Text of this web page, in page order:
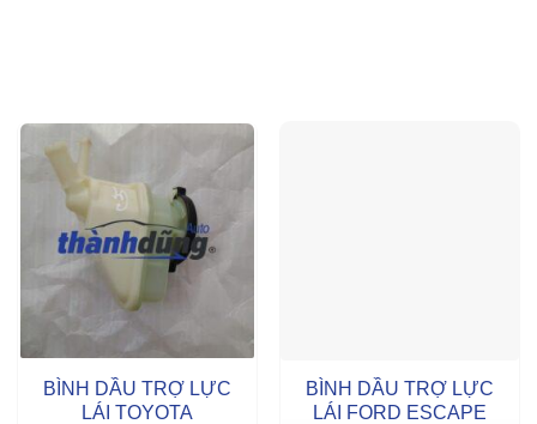
BÌNH DẦU TRỢ LỰC
LÁI TOYOTA
BÌNH DẦU TRỢ LỰC
LÁI FORD ESCAPE